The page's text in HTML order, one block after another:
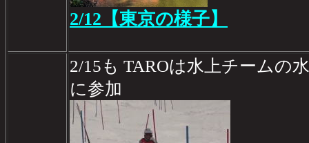
2/12【東京の様子】
2/15も TAROは水上チームの
に参加